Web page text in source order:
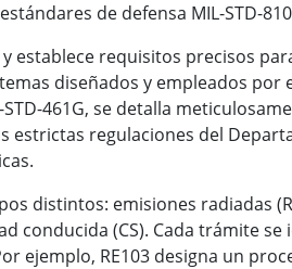
de defensa MIL-STD-810
establece requisitos precisos
diseñados y empleados por
461G, se detalla
regulaciones del
distintos: emisiones radiadas
conducida (CS). Cada trámite
ejemplo, RE103 designa un